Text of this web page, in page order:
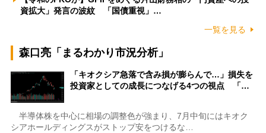
資拡大」発言の波紋 「国債重視」…
一覧を見る
森口亮「まるわかり市況分析」
「キオクシア急落で含み損が膨らんで…」損失を
投資家としての成長につなげる4つの視点 「…
半導体株を中心に相場の調整色が強まり、7月中旬にはキオク
シアホールディングスがストップ安をつけるな…